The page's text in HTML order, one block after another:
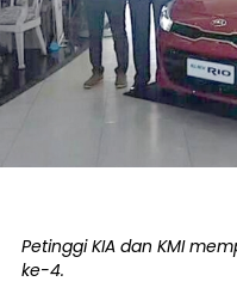
Petinggi KIA dan KMI
ke-4.